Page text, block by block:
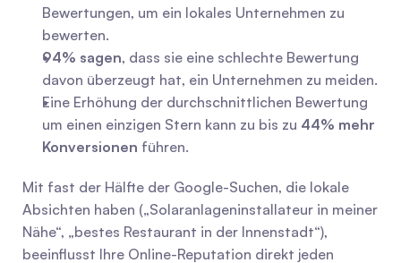
Bewertungen, um ein lokales Unternehmen zu
bewerten.
94% sagen, dass sie eine schlechte Bewertung
davon überzeugt hat, ein Unternehmen zu meiden.
Eine Erhöhung der durchschnittlichen Bewertung
um einen einzigen Stern kann zu bis zu 44% mehr
Konversionen führen.
Mit fast der Hälfte der Google-Suchen, die lokale
Absichten haben („Solaranlageninstallateur in meiner
Nähe“, „bestes Restaurant in der Innenstadt“),
beeinflusst Ihre Online-Reputation direkt jeden